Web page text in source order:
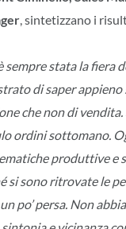
, sintetizzano i
sempre stata la fiera
di saper appieno
che non di
ordini sottomano.
produttive e
si sono ritrovate le
po’ persa. Non